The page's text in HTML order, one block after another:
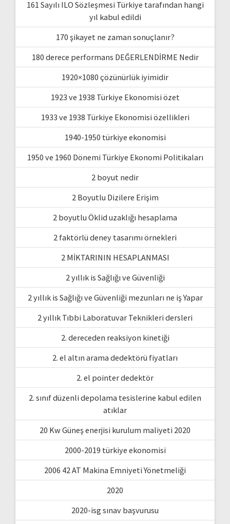
161 Sayılı ILO Sözleşmesi Türkiye tarafından hangi
yıl kabul edildi
170 şikayet ne zaman sonuçlanır?
180 derece performans DEĞERLENDİRME Nedir
1920×1080 çözünürlük iyimidir
1923 ve 1938 Türkiye Ekonomisi özet
1933 ve 1938 Türkiye Ekonomisi özellikleri
1940-1950 türkiye ekonomisi
1950 ve 1960 Dönemi Türkiye Ekonomi Politikaları
2 boyut nedir
2 Boyutlu Dizilere Erişim
2 boyutlu Öklid uzaklığı hesaplama
2 faktörlü deney tasarımı örnekleri
2 MİKTARININ HESAPLANMASI
2 yıllık is Sağlığı ve Güvenliği
2 yıllık is Sağlığı ve Güvenliği mezunları ne iş Yapar
2 yıllık Tıbbi Laboratuvar Teknikleri dersleri
2. dereceden reaksiyon kinetiği
2. el altın arama dedektörü fiyatları
2. el pointer dedektör
2. sınıf düzenli depolama tesislerine kabul edilen
atıklar
20 Kw Güneş enerjisi kurulum maliyeti 2020
2000-2019 türkiye ekonomisi
2006 42 AT Makina Emniyeti Yönetmeliği
2020
2020-isg sınav başvurusu